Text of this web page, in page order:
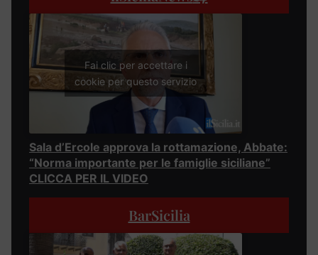
Fai clic per accettare i
cookie per questo servizio
Sala d’Ercole approva la rottamazione, Abbate:
“Norma importante per le famiglie siciliane”
CLICCA PER IL VIDEO
BarSicilia